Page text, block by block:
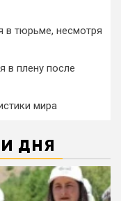
в тюрьме, несмотря
в плену после
мира
ДНЯ